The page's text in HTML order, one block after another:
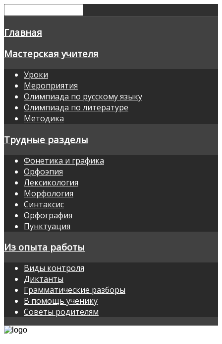
Главная
Мастерская учителя
Уроки
Мероприятия
Олимпиада по русскому языку
Олимпиада по литературе
Методика
Трудные разделы
Фонетика и графика
Орфоэпия
Лексикология
Морфология
Синтаксис
Орфография
Пунктуация
Из опыта работы
Виды контроля
Диктанты
Грамматические разборы
В помощь ученику
Советы родителям